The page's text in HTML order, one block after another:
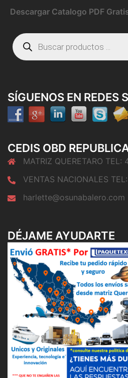
Descargar Catalogo PDF
Búsqueda
de
productos
SÍGUENOS EN REDES
CEDIS OBD
MATRIZ QUERETARO
VENTAS NACIONALES
harlette@osunabalero.com
DÉJAME AYUDARTE